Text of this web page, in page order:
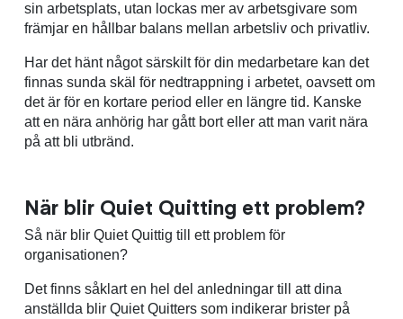
sin arbetsplats, utan lockas mer av arbetsgivare som
främjar en hållbar balans mellan arbetsliv och privatliv.
Har det hänt något särskilt för din medarbetare kan det
finnas sunda skäl för nedtrappning i arbetet, oavsett om
det är för en kortare period eller en längre tid. Kanske
att en nära anhörig har gått bort eller att man varit nära
på att bli utbränd.
När blir Quiet Quitting ett problem?
Så när blir Quiet Quittig till ett problem för
organisationen?
Det finns såklart en hel del anledningar till att dina
anställda blir Quiet Quitters som indikerar brister på